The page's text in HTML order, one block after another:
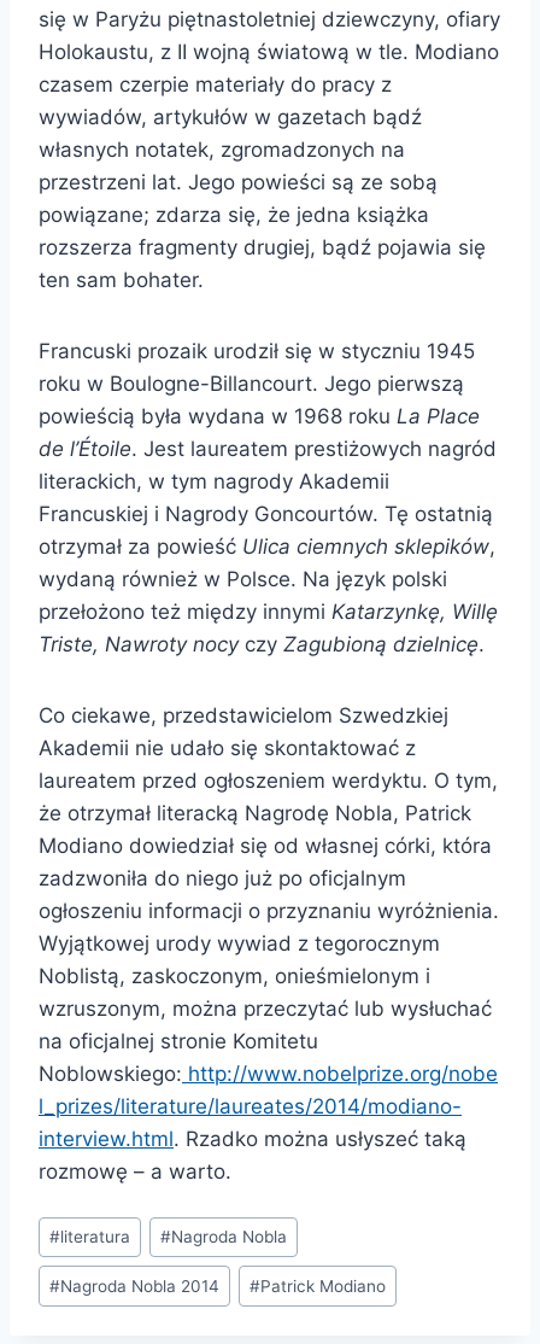
się w Paryżu piętnastoletniej dziewczyny, ofiary
Holokaustu, z II wojną światową w tle. Modiano
czasem czerpie materiały do pracy z
wywiadów, artykułów w gazetach bądź
własnych notatek, zgromadzonych na
przestrzeni lat. Jego powieści są ze sobą
powiązane; zdarza się, że jedna książka
rozszerza fragmenty drugiej, bądź pojawia się
ten sam bohater.
Francuski prozaik urodził się w styczniu 1945
roku w Boulogne-Billancourt. Jego pierwszą
powieścią była wydana w 1968 roku La Place
de l’Étoile. Jest laureatem prestiżowych nagród
literackich, w tym nagrody Akademii
Francuskiej i Nagrody Goncourtów. Tę ostatnią
otrzymał za powieść Ulica ciemnych sklepików,
wydaną również w Polsce. Na język polski
przełożono też między innymi Katarzynkę, Willę
Triste, Nawroty nocy czy Zagubioną dzielnicę.
Co ciekawe, przedstawicielom Szwedzkiej
Akademii nie udało się skontaktować z
laureatem przed ogłoszeniem werdyktu. O tym,
że otrzymał literacką Nagrodę Nobla, Patrick
Modiano dowiedział się od własnej córki, która
zadzwoniła do niego już po oficjalnym
ogłoszeniu informacji o przyznaniu wyróżnienia.
Wyjątkowej urody wywiad z tegorocznym
Noblistą, zaskoczonym, onieśmielonym i
wzruszonym, można przeczytać lub wysłuchać
na oficjalnej stronie Komitetu
Noblowskiego: http://www.nobelprize.org/nobe
l_prizes/literature/laureates/2014/modiano-
interview.html. Rzadko można usłyszeć taką
rozmowę – a warto.
Tagi
wpisu:
#literatura #Nagroda Nobla
#Nagroda Nobla 2014 #Patrick Modiano